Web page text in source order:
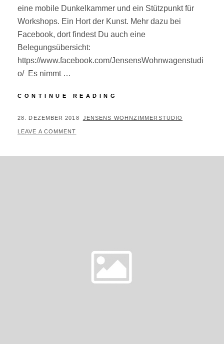
eine mobile Dunkelkammer und ein Stützpunkt für
Workshops. Ein Hort der Kunst. Mehr dazu bei
Facebook, dort findest Du auch eine
Belegungsübersicht:
https://www.facebook.com/JensensWohnwagenstudi
o/ Es nimmt …
CONTINUE READING
POSTED
ON
28. DEZEMBER 2018 BY
JENSENS WOHNZIMMERSTUDIO
LEAVE A COMMENT